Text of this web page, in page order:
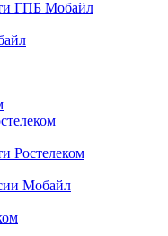
ГПБ Мобайл
Ростелеком
Мобайл